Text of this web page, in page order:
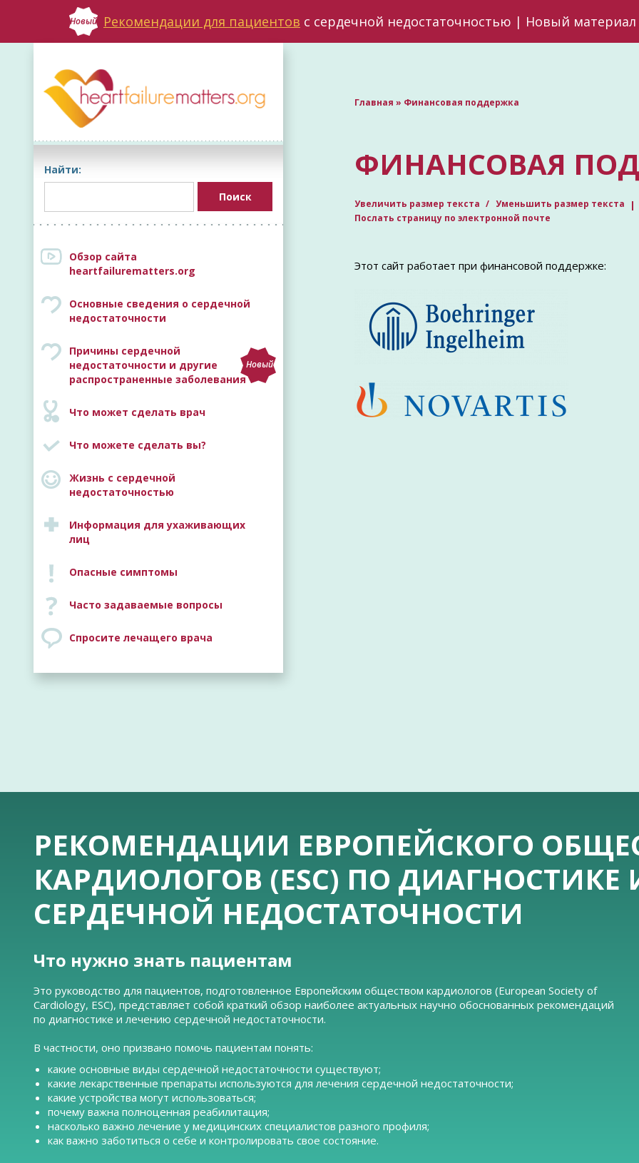
Новый Рекомендации для пациентов с сердечной недостаточностью | Новый материал
Найти:
Обзор сайта
heartfailurematters.org
Основные сведения о сердечной
недостаточности
Причины сердечной
недостаточности и другие
распространенные заболевания
Новый
Что может сделать врач
Что можете сделать вы?
Жизнь с сердечной
недостаточностью
Информация для ухаживающих
лиц
Опасные симптомы
Часто задаваемые вопросы
Спросите лечащего врача
Главная » Финансовая поддержка
ФИНАНСОВАЯ
Увеличить размер текста
Уменьшить размер текста
Послать страницу по электронной почте
Этот сайт работает при финансовой поддержке:
РЕКОМЕНДАЦИИ ЕВРОПЕЙСКОГО
КАРДИОЛОГОВ (ESC) ПО
СЕРДЕЧНОЙ НЕДОСТАТОЧНОСТИ
Что нужно знать пациентам
Это руководство для пациентов, подготовленное Европейским обществом кардиологов (European Society of
Cardiology, ESC), представляет собой краткий обзор наиболее актуальных научно обоснованных рекомендаций
по диагностике и лечению сердечной недостаточности.
В частности, оно призвано помочь пациентам понять:
какие основные виды сердечной недостаточности существуют;
какие лекарственные препараты используются для лечения сердечной недостаточности;
какие устройства могут использоваться;
почему важна полноценная реабилитация;
насколько важно лечение у медицинских специалистов разного профиля;
как важно заботиться о себе и контролировать свое состояние.